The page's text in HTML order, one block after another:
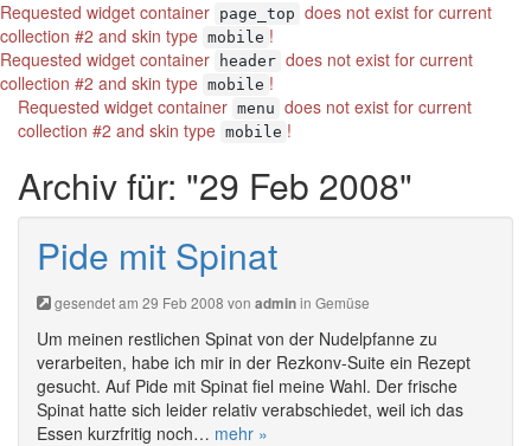
Requested widget container page_top does not exist for current
collection #2 and skin type mobile !
Requested widget container
header does not exist for current
collection #2 and skin type mobile !
Requested widget container menu does not exist for current
collection #2 and skin type mobile !
Archiv für: "29 Feb 2008"
Pide mit Spinat
gesendet am 29 Feb 2008 von adminin Gemüse
Um meinen restlichen Spinat von der Nudelpfanne zu
verarbeiten, habe ich mir in der Rezkonv-Suite ein Rezept
gesucht. Auf Pide mit Spinat fiel meine Wahl. Der frische
Spinat hatte sich leider relativ verabschiedet, weil ich das
Essen kurzfritig noch… mehr »